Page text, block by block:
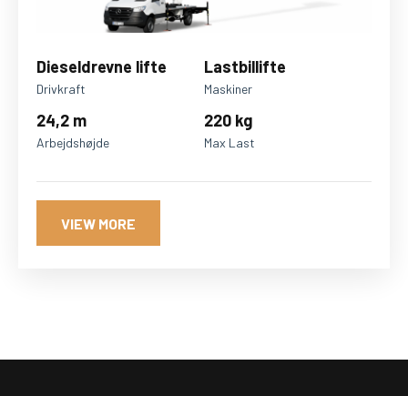
Dieseldrevne lifte
Drivkraft
Lastbillifte
Maskiner
24,2 m
Arbejdshøjde
220 kg
Max Last
VIEW MORE